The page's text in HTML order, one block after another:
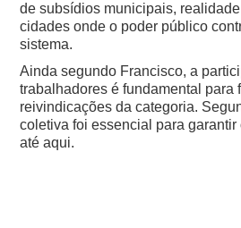
de subsídios municipais,
cidades onde o poder público
sistema.
Ainda segundo Francisco, a
trabalhadores é fundamental para
reivindicações da categoria.
coletiva foi essencial para
até aqui.